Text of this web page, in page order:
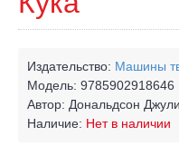
Издательство: Машины
Модель: 9785902918646
Автор: Дональдсон
Наличие: Нет в наличии